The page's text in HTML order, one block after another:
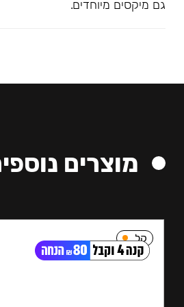
גם מיקסים מיוחדים.
מוצרים
קל